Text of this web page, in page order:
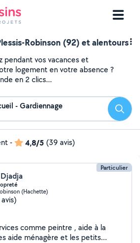
Robinson (92) et alentours
pendant vos vacances et
logement en votre absence ?
en 2 clics...
- Gardiennage
- 4,8/5 (39 avis)
Particulier
(Hachette)
peintre , aide à la
ménagère et les petits